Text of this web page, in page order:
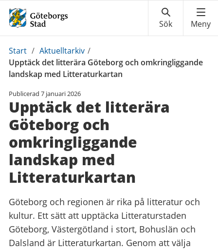
Du
är
här:
Start / Aktuelltarkiv /
Upptäck det litterära Göteborg och omkringliggande
landskap med Litteraturkartan
Publicerad 7 januari 2026
Upptäck det litterära
Göteborg och
omkringliggande
landskap med
Litteraturkartan
Göteborg och regionen är rika på litteratur och
kultur. Ett sätt att upptäcka Litteraturstaden
Göteborg, Västergötland i stort, Bohuslän och
Dalsland är Litteraturkartan. Genom att välja